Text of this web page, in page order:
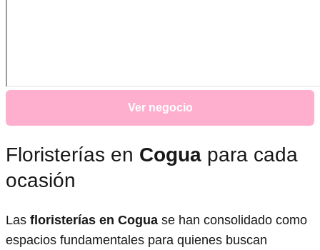
Ver negocio
Floristerías en Cogua para cada
ocasión
Las floristerías en Cogua se han consolidado como
espacios fundamentales para quienes buscan